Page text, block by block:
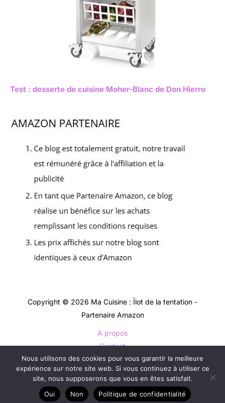
Test : desserte de cuisine Moher-Blanc de Don Hierro
Copyright © 2026 Ma Cuisine : Îlot de la tentation -
Partenaire Amazon
A propos
Contact
Plan du site
Mentions légales
Politique de confidentialité
Nous utilisons des cookies pour vous garantir la meilleure
expérience sur notre site web. Si vous continuez à utiliser ce
site, nous supposerons que vous en êtes satisfait.
Oui
Non Politique de confidentialité